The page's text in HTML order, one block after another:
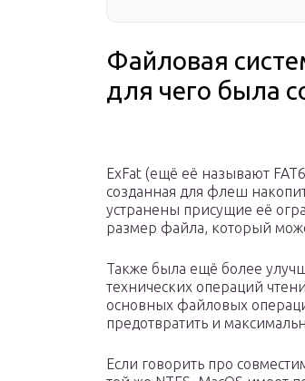
Файловая
для чего была
ExFat (ещё её называют
созданная для флеш
устранены присущие её
размер файла, который
Также была ещё более
технических операций
основных файловых
предотвратить и
Если говорить про